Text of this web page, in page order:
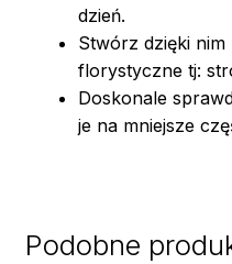
dzień.
Stwórz dzięki
florystyczne tj:
Doskonale
je na mniejsze
Podobne